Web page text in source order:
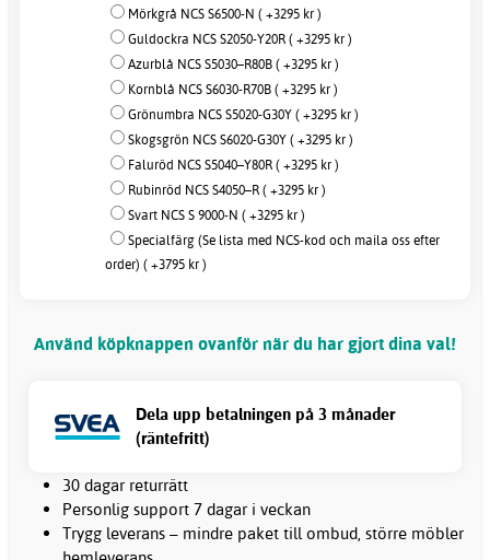
Mörkgrå NCS S6500-N ( +3295 kr )
Guldockra NCS S2050-Y20R ( +3295 kr )
Azurblå NCS S5030–R80B ( +3295 kr )
Kornblå NCS S6030-R70B ( +3295 kr )
Grönumbra NCS S5020-G30Y ( +3295 kr )
Skogsgrön NCS S6020-G30Y ( +3295 kr )
Faluröd NCS S5040–Y80R ( +3295 kr )
Rubinröd NCS S4050–R ( +3295 kr )
Svart NCS S 9000-N ( +3295 kr )
Specialfärg (Se lista med NCS-kod och maila oss efter
order) ( +3795 kr )
Använd köpknappen ovanför när du har gjort dina val!
Dela upp betalningen på 3 månader
(räntefritt)
30 dagar returrätt
Personlig support 7 dagar i veckan
Trygg leverans – mindre paket till ombud, större möbler